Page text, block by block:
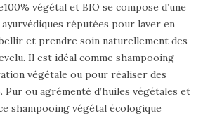
végétal et BIO se compose d’une
réputées pour laver en
et prendre soin naturellement des
Il est idéal comme shampooing
végétale ou pour réaliser des
Pur ou agrémenté d’huiles végétales et
shampooing végétal écologique